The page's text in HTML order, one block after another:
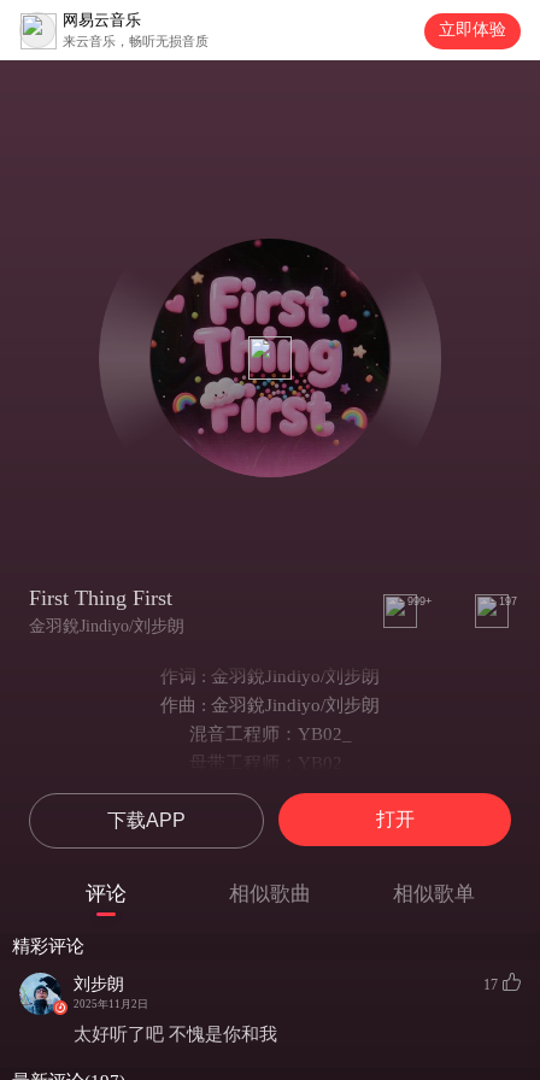
网易云音乐
来云音乐，畅听无损音质
立即体验
First Thing First
金羽銳Jindiyo/刘步朗
999+ 197
作词 : 金羽銳Jindiyo/刘步朗
作曲 : 金羽銳Jindiyo/刘步朗
混音工程师：YB02_
母带工程师：YB02_
baby you are my first thing first
finding you I found that love is finally my turn
我赌上一切换一个拥有你的future
when I'm holding you
without you i will lose my breathe
下载APP 打开
评论 相似歌曲 相似歌单
精彩评论
刘步朗
2025年11月2日
17
太好听了吧 不愧是你和我